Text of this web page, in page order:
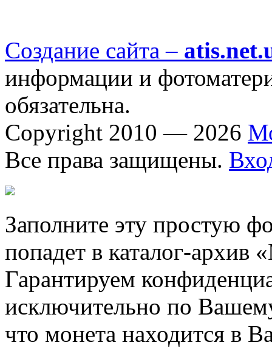
Создание сайта –
информации и
обязательна.
Copyright 2010 — 2026
Все права защищены.
Заполните эту простую
попадет в каталог-архив
Гарантируем
исключительно по
что монета находится в